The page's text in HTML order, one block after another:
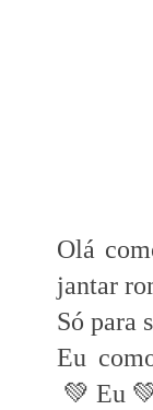
Olá
jantar
Só para
Eu
💚 Eu